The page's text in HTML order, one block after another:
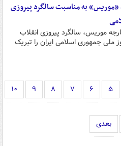
«موریس» به مناسبت سالگرد پیروزی
موریس، سالگرد پیروزی انقلاب
ملی جمهوری اسلامی ایران را تبریک
۵ ۶ ۷ ۸ ۹ ۱۰
بعدی